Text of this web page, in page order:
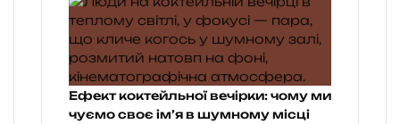
Ефект коктейльної вечірки: чому ми
чуємо своє ім’я в шумному місці